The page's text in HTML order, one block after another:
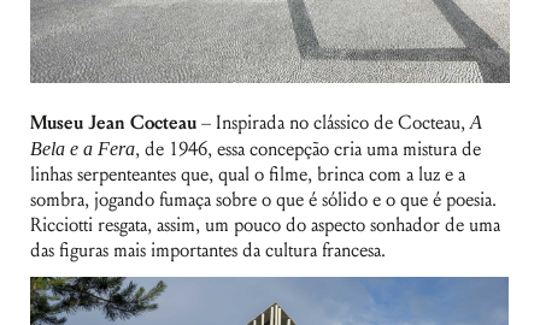
Museu Jean Cocteau – Inspirada no clássico de Cocteau,A
Bela e a Fera, de 1946, essa concepção cria uma mistura de
linhas serpenteantes que, qual o filme, brinca com a luz e a
sombra, jogando fumaça sobre o que é sólido e o que é poesia.
Ricciotti resgata, assim, um pouco do aspecto sonhador de uma
das figuras mais importantes da cultura francesa.